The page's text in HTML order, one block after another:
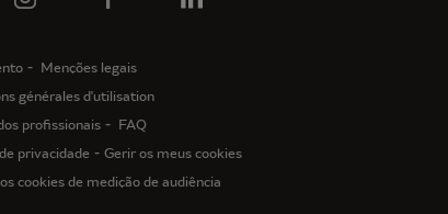
Menções legais
générales d'utilisation
profissionais
FAQ
privacidade
Gerir os meus cookies
cookies de medição de audiência